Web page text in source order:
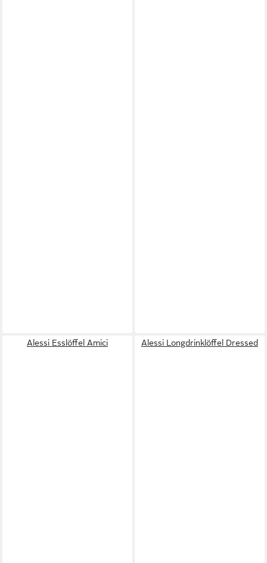
Alessi Esslöffel Amici Alessi Longdrinklöffel Dressed